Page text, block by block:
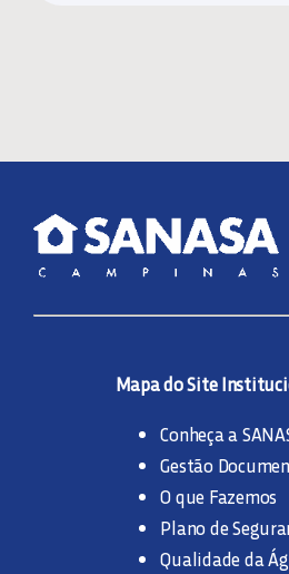
Mapa do Site
Conheça a
Gestão
O que Fazemos
Plano de
Qualidade da